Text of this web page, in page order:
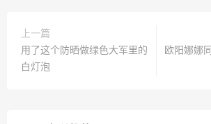
上一篇
用了这个防晒做绿色大军里的
白灯泡
欧阳娜娜